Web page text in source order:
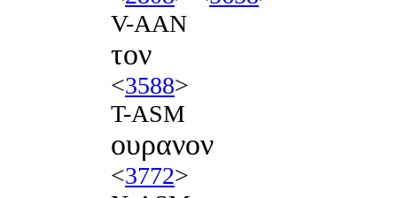
V-AAN
τον
<3588>
T-ASM
ουρανον
<3772>